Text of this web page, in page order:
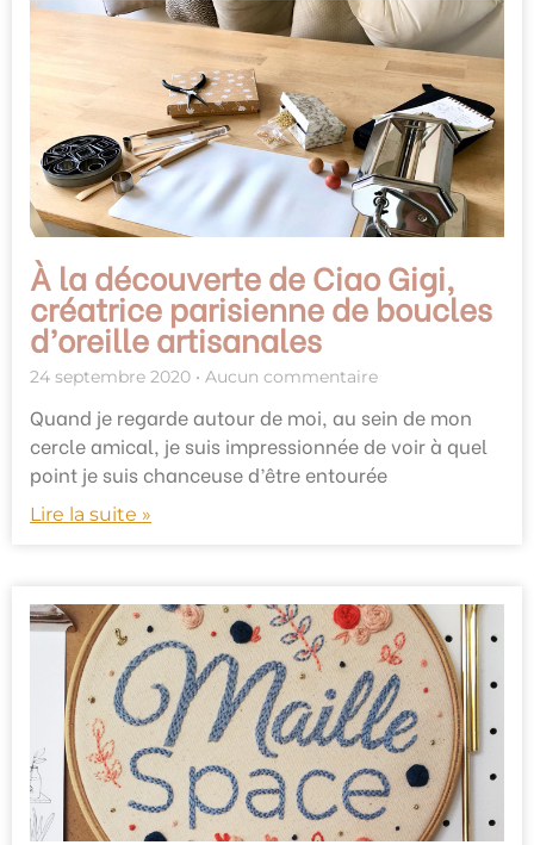
À la découverte de Ciao Gigi,
créatrice parisienne de boucles
d’oreille artisanales
24 septembre 2020 Aucun commentaire
Quand je regarde autour de moi, au sein de mon
cercle amical, je suis impressionnée de voir à quel
point je suis chanceuse d’être entourée
Lire la suite »